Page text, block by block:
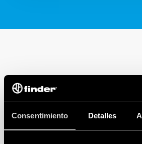
Consentimiento Detalles